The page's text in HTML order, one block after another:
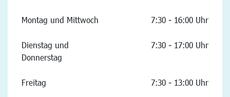
Montag und Mittwoch 7:30 - 16:00 Uhr
Dienstag und
Donnerstag
7:30 - 17:00 Uhr
Freitag 7:30 - 13:00 Uhr